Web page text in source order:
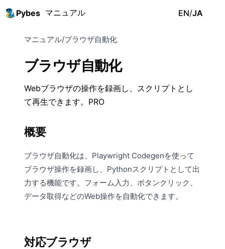
Pybes マニュアル EN/JA
マニュアル/ブラウザ自動化
ブラウザ自動化
Webブラウザの操作を録画し、スクリプトとし
て再生できます。 PRO
概要
ブラウザ自動化は、Playwright Codegenを使って
ブラウザ操作を録画し、Pythonスクリプトとして出
力する機能です。フォーム入力、ボタンクリック、
データ取得などのWeb操作を自動化できます。
対応ブラウザ